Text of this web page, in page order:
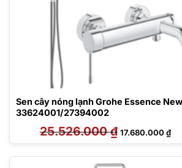
Sen cây nóng lạnh Grohe Essence
33624001/27394002
25.526.000₫ Giá
gốc
là:
17.680.000₫Giá
hiện
tại